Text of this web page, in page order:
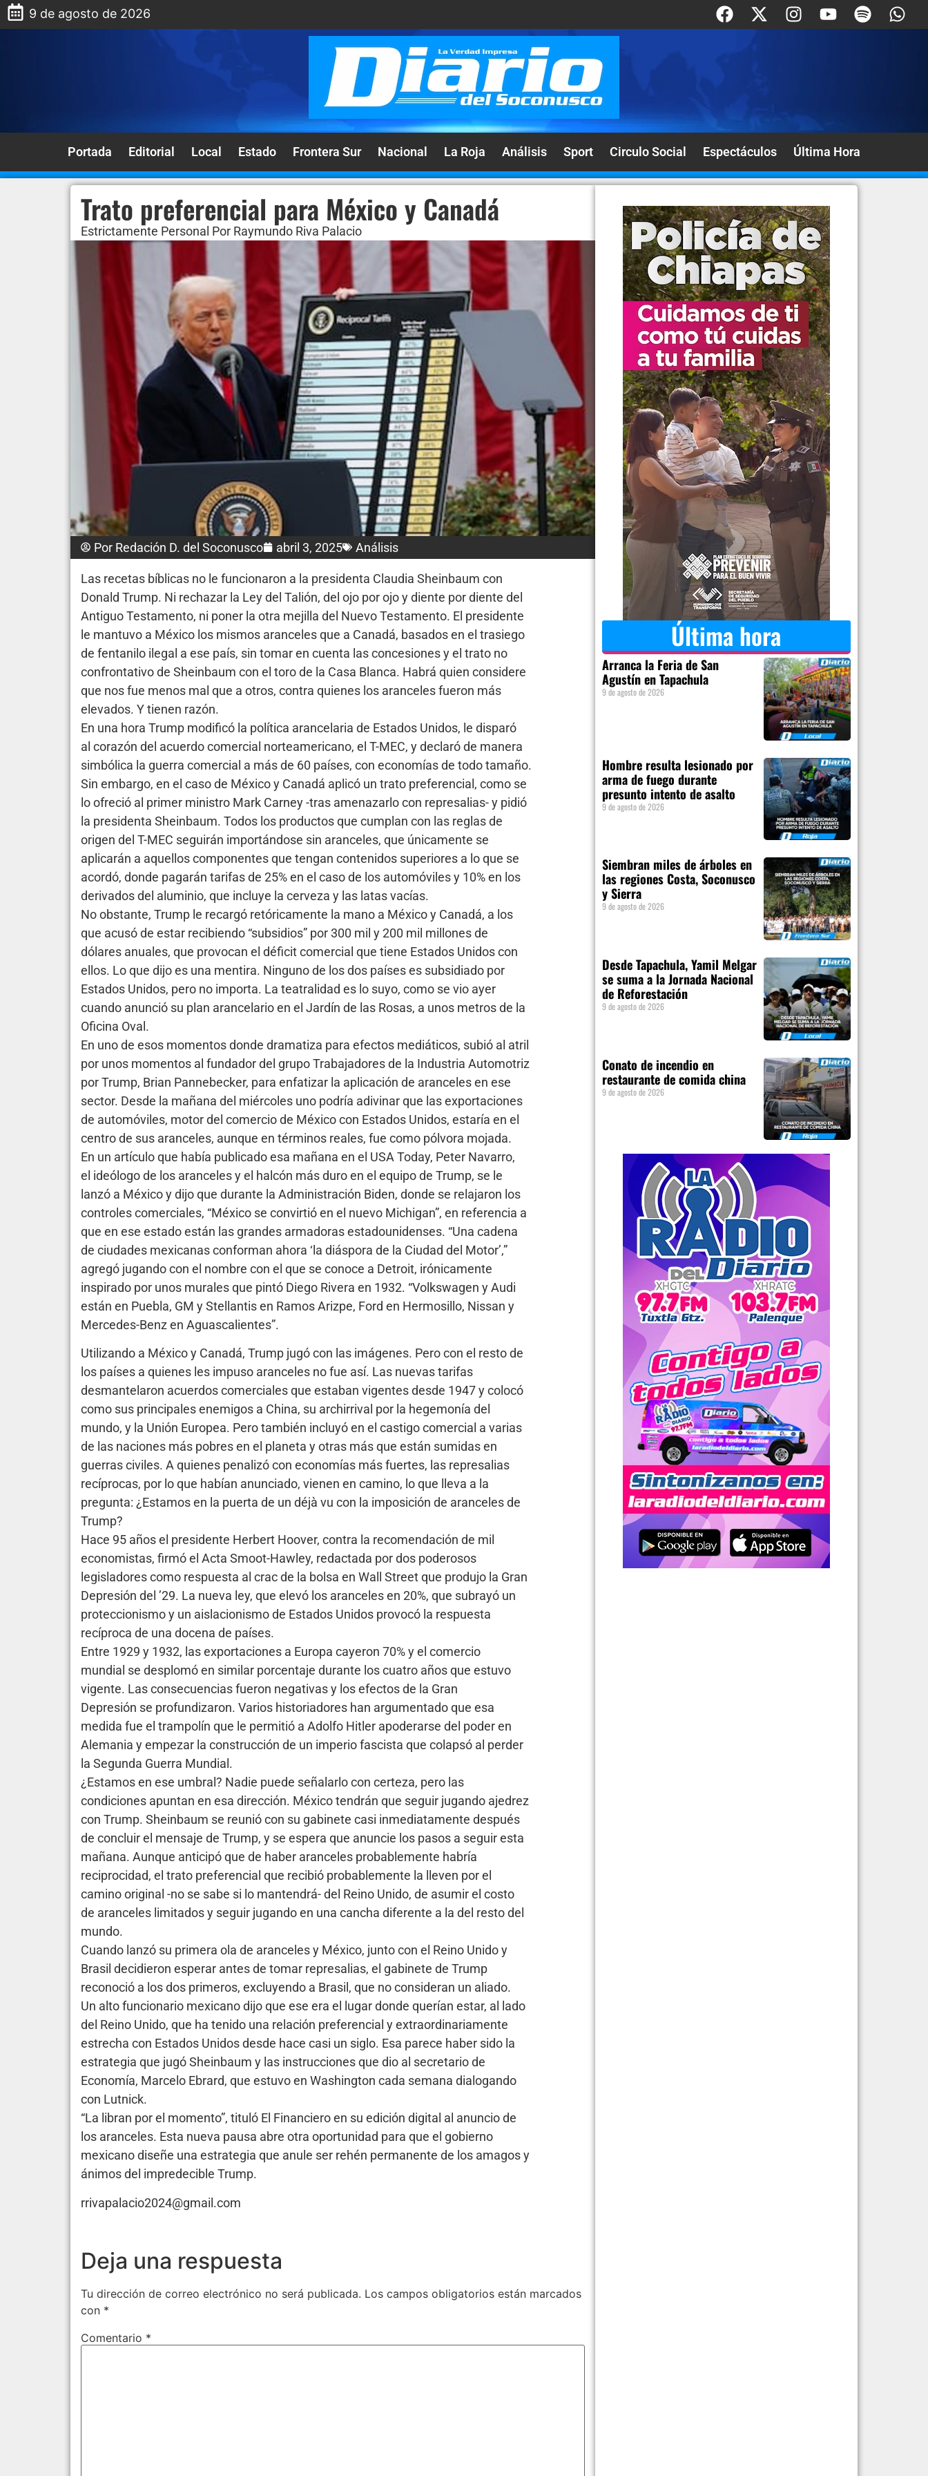
9 de agosto de 2026
Portada Editorial Local Estado Frontera Sur Nacional La Roja Análisis Sport Circulo Social Espectáculos Última Hora
Trato preferencial para México y Canadá
Estrictamente Personal Por Raymundo Riva Palacio
Por Redación D. del Soconusco abril 3, 2025 Análisis
Las recetas bíblicas no le funcionaron a la presidenta Claudia Sheinbaum con
Donald Trump. Ni rechazar la Ley del Talión, del ojo por ojo y diente por diente del
Antiguo Testamento, ni poner la otra mejilla del Nuevo Testamento. El presidente
le mantuvo a México los mismos aranceles que a Canadá, basados en el trasiego
de fentanilo ilegal a ese país, sin tomar en cuenta las concesiones y el trato no
confrontativo de Sheinbaum con el toro de la Casa Blanca. Habrá quien considere
que nos fue menos mal que a otros, contra quienes los aranceles fueron más
elevados. Y tienen razón.
En una hora Trump modificó la política arancelaria de Estados Unidos, le disparó
al corazón del acuerdo comercial norteamericano, el T-MEC, y declaró de manera
simbólica la guerra comercial a más de 60 países, con economías de todo tamaño.
Sin embargo, en el caso de México y Canadá aplicó un trato preferencial, como se
lo ofreció al primer ministro Mark Carney -tras amenazarlo con represalias- y pidió
la presidenta Sheinbaum. Todos los productos que cumplan con las reglas de
origen del T-MEC seguirán importándose sin aranceles, que únicamente se
aplicarán a aquellos componentes que tengan contenidos superiores a lo que se
acordó, donde pagarán tarifas de 25% en el caso de los automóviles y 10% en los
derivados del aluminio, que incluye la cerveza y las latas vacías.
No obstante, Trump le recargó retóricamente la mano a México y Canadá, a los
que acusó de estar recibiendo “subsidios” por 300 mil y 200 mil millones de
dólares anuales, que provocan el déficit comercial que tiene Estados Unidos con
ellos. Lo que dijo es una mentira. Ninguno de los dos países es subsidiado por
Estados Unidos, pero no importa. La teatralidad es lo suyo, como se vio ayer
cuando anunció su plan arancelario en el Jardín de las Rosas, a unos metros de la
Oficina Oval.
En uno de esos momentos donde dramatiza para efectos mediáticos, subió al atril
por unos momentos al fundador del grupo Trabajadores de la Industria Automotriz
por Trump, Brian Pannebecker, para enfatizar la aplicación de aranceles en ese
sector. Desde la mañana del miércoles uno podría adivinar que las exportaciones
de automóviles, motor del comercio de México con Estados Unidos, estaría en el
centro de sus aranceles, aunque en términos reales, fue como pólvora mojada.
En un artículo que había publicado esa mañana en el USA Today, Peter Navarro,
el ideólogo de los aranceles y el halcón más duro en el equipo de Trump, se le
lanzó a México y dijo que durante la Administración Biden, donde se relajaron los
controles comerciales, “México se convirtió en el nuevo Michigan”, en referencia a
que en ese estado están las grandes armadoras estadounidenses. “Una cadena
de ciudades mexicanas conforman ahora ‘la diáspora de la Ciudad del Motor’,”
agregó jugando con el nombre con el que se conoce a Detroit, irónicamente
inspirado por unos murales que pintó Diego Rivera en 1932. “Volkswagen y Audi
están en Puebla, GM y Stellantis en Ramos Arizpe, Ford en Hermosillo, Nissan y
Mercedes-Benz en Aguascalientes”.
Utilizando a México y Canadá, Trump jugó con las imágenes. Pero con el resto de
los países a quienes les impuso aranceles no fue así. Las nuevas tarifas
desmantelaron acuerdos comerciales que estaban vigentes desde 1947 y colocó
como sus principales enemigos a China, su archirrival por la hegemonía del
mundo, y la Unión Europea. Pero también incluyó en el castigo comercial a varias
de las naciones más pobres en el planeta y otras más que están sumidas en
guerras civiles. A quienes penalizó con economías más fuertes, las represalias
recíprocas, por lo que habían anunciado, vienen en camino, lo que lleva a la
pregunta: ¿Estamos en la puerta de un déjà vu con la imposición de aranceles de
Trump?
Hace 95 años el presidente Herbert Hoover, contra la recomendación de mil
economistas, firmó el Acta Smoot-Hawley, redactada por dos poderosos
legisladores como respuesta al crac de la bolsa en Wall Street que produjo la Gran
Depresión del ’29. La nueva ley, que elevó los aranceles en 20%, que subrayó un
proteccionismo y un aislacionismo de Estados Unidos provocó la respuesta
recíproca de una docena de países.
Entre 1929 y 1932, las exportaciones a Europa cayeron 70% y el comercio
mundial se desplomó en similar porcentaje durante los cuatro años que estuvo
vigente. Las consecuencias fueron negativas y los efectos de la Gran
Depresión se profundizaron. Varios historiadores han argumentado que esa
medida fue el trampolín que le permitió a Adolfo Hitler apoderarse del poder en
Alemania y empezar la construcción de un imperio fascista que colapsó al perder
la Segunda Guerra Mundial.
¿Estamos en ese umbral? Nadie puede señalarlo con certeza, pero las
condiciones apuntan en esa dirección. México tendrán que seguir jugando ajedrez
con Trump. Sheinbaum se reunió con su gabinete casi inmediatamente después
de concluir el mensaje de Trump, y se espera que anuncie los pasos a seguir esta
mañana. Aunque anticipó que de haber aranceles probablemente habría
reciprocidad, el trato preferencial que recibió probablemente la lleven por el
camino original -no se sabe si lo mantendrá- del Reino Unido, de asumir el costo
de aranceles limitados y seguir jugando en una cancha diferente a la del resto del
mundo.
Cuando lanzó su primera ola de aranceles y México, junto con el Reino Unido y
Brasil decidieron esperar antes de tomar represalias, el gabinete de Trump
reconoció a los dos primeros, excluyendo a Brasil, que no consideran un aliado.
Un alto funcionario mexicano dijo que ese era el lugar donde querían estar, al lado
del Reino Unido, que ha tenido una relación preferencial y extraordinariamente
estrecha con Estados Unidos desde hace casi un siglo. Esa parece haber sido la
estrategia que jugó Sheinbaum y las instrucciones que dio al secretario de
Economía, Marcelo Ebrard, que estuvo en Washington cada semana dialogando
con Lutnick.
“La libran por el momento”, tituló El Financiero en su edición digital al anuncio de
los aranceles. Esta nueva pausa abre otra oportunidad para que el gobierno
mexicano diseñe una estrategia que anule ser rehén permanente de los amagos y
ánimos del impredecible Trump.
rrivapalacio2024@gmail.com
Deja una respuesta
Tu dirección de correo electrónico no será publicada. Los campos obligatorios están marcados
con *
Comentario *
Última hora
Arranca la Feria de San
Agustín en Tapachula
9 de agosto de 2026
Hombre resulta lesionado por
arma de fuego durante
presunto intento de asalto
9 de agosto de 2026
Siembran miles de árboles en
las regiones Costa, Soconusco
y Sierra
9 de agosto de 2026
Desde Tapachula, Yamil Melgar
se suma a la Jornada Nacional
de Reforestación
9 de agosto de 2026
Conato de incendio en
restaurante de comida china
9 de agosto de 2026